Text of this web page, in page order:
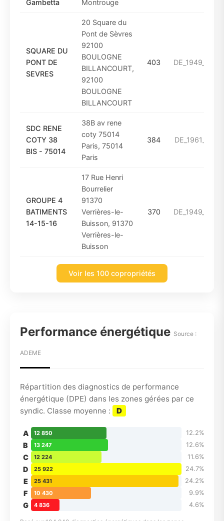
Gambetta Montrouge
SQUARE DU
PONT DE
SEVRES
20 Square du
Pont de Sèvres
92100
BOULOGNE
BILLANCOURT,
92100
BOULOGNE
BILLANCOURT
403
SDC RENE
COTY 38
BIS - 75014
38B av rene
coty 75014
Paris, 75014
Paris
384
GROUPE 4
BATIMENTS
14-15-16
17 Rue Henri
Bourrelier
91370
Verrières-le-
Buisson, 91370
Verrières-le-
Buisson
370
Voir les 100 copropriétés
Performance énergétique Source :
ADEME
Répartition des diagnostics de performance
énergétique (DPE) dans les zones gérées par ce
syndic. Classe moyenne :
D
A 12 850 12.2%
B 13 247 12.6%
C 12 224 11.6%
D 25 922 24.7%
E 25 431 24.2%
F 10 430 9.9%
G 4 836 4.6%